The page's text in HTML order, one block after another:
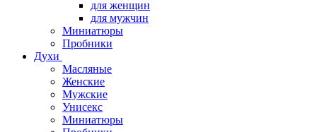
для женщин
для мужчин
Миниатюры
Пробники
Духи
Масляные
Женские
Мужские
Унисекс
Миниатюры